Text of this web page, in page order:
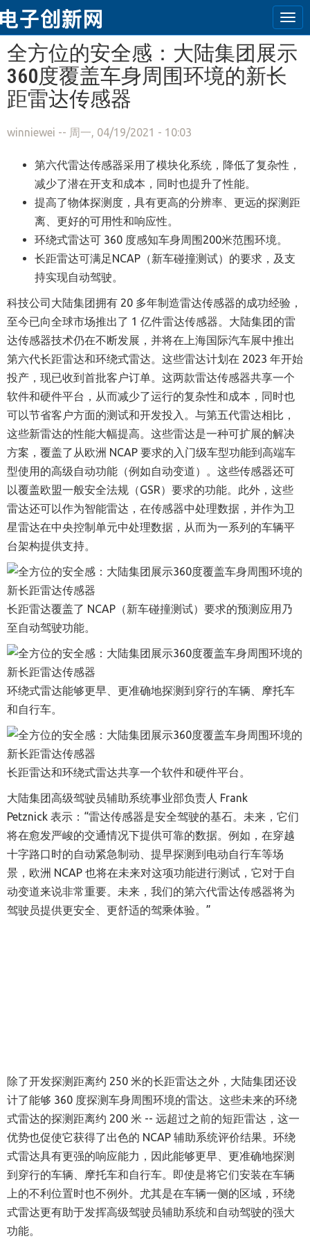
跳转到主要内容
全方位的安全感：大陆集团展示
360度覆盖车身周围环境的新长
距雷达传感器
winniewei -- 周一, 04/19/2021 - 10:03
第六代雷达传感器采用了模块化系统，降低了复杂性，
减少了潜在开支和成本，同时也提升了性能。
提高了物体探测度，具有更高的分辨率、更远的探测距
离、更好的可用性和响应性。
环绕式雷达可 360 度感知车身周围200米范围环境。
长距雷达可满足NCAP（新车碰撞测试）的要求，及支
持实现自动驾驶。
科技公司大陆集团拥有 20 多年制造雷达传感器的成功经验，
至今已向全球市场推出了 1 亿件雷达传感器。大陆集团的雷
达传感器技术仍在不断发展，并将在上海国际汽车展中推出
第六代长距雷达和环绕式雷达。这些雷达计划在 2023 年开始
投产，现已收到首批客户订单。这两款雷达传感器共享一个
软件和硬件平台，从而减少了运行的复杂性和成本，同时也
可以节省客户方面的测试和开发投入。与第五代雷达相比，
这些新雷达的性能大幅提高。这些雷达是一种可扩展的解决
方案，覆盖了从欧洲 NCAP 要求的入门级车型功能到高端车
型使用的高级自动功能（例如自动变道）。这些传感器还可
以覆盖欧盟一般安全法规（GSR）要求的功能。此外，这些
雷达还可以作为智能雷达，在传感器中处理数据，并作为卫
星雷达在中央控制单元中处理数据，从而为一系列的车辆平
台架构提供支持。
长距雷达覆盖了 NCAP（新车碰撞测试）要求的预测应用乃
至自动驾驶功能。
环绕式雷达能够更早、更准确地探测到穿行的车辆、摩托车
和自行车。
长距雷达和环绕式雷达共享一个软件和硬件平台。
大陆集团高级驾驶员辅助系统事业部负责人 Frank
Petznick 表示：“雷达传感器是安全驾驶的基石。未来，它们
将在愈发严峻的交通情况下提供可靠的数据。例如，在穿越
十字路口时的自动紧急制动、提早探测到电动自行车等场
景，欧洲 NCAP 也将在未来对这项功能进行测试，它对于自
动变道来说非常重要。未来，我们的第六代雷达传感器将为
驾驶员提供更安全、更舒适的驾乘体验。”
除了开发探测距离约 250 米的长距雷达之外，大陆集团还设
计了能够 360 度探测车身周围环境的雷达。这些未来的环绕
式雷达的探测距离约 200 米 -- 远超过之前的短距雷达，这一
优势也促使它获得了出色的 NCAP 辅助系统评价结果。环绕
式雷达具有更强的响应能力，因此能够更早、更准确地探测
到穿行的车辆、摩托车和自行车。即使是将它们安装在车辆
上的不利位置时也不例外。尤其是在车辆一侧的区域，环绕
式雷达更有助于发挥高级驾驶员辅助系统和自动驾驶的强大
功能。